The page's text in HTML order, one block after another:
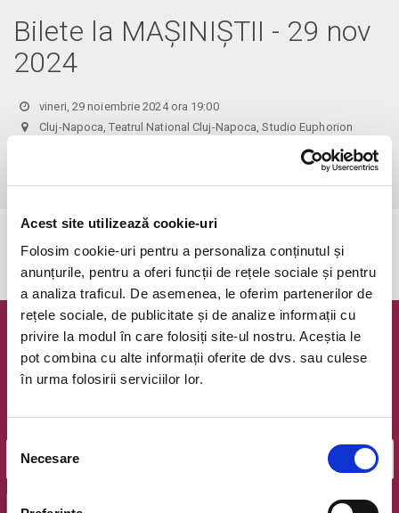
Acest site utilizează cookie-uri
Folosim cookie-uri pentru a personaliza conținutul și
anunțurile, pentru a oferi funcții de rețele sociale și pentru
a analiza traficul. De asemenea, le oferim partenerilor de
rețele sociale, de publicitate și de analize informații cu
privire la modul în care folosiți site-ul nostru. Aceștia le
pot combina cu alte informații oferite de dvs. sau culese
în urma folosirii serviciilor lor.
Selecția
consimțământului
Necesare
Bilete la MAȘINIȘTII - 29 nov
2024
vineri, 29 noiembrie 2024 ora 19:00
Cluj-Napoca, Teatrul National Cluj-Napoca, Studio Euphorion
Newsletter @ Bilete.ro
Oferte exclusive si o editie saptamanala cu cele mai noi
OK